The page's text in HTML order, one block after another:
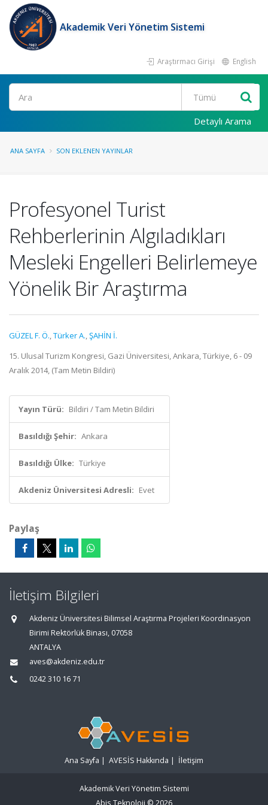
Akademik Veri Yönetim Sistemi
Araştırmacı Girişi English
Ara
Detaylı Arama
ANA SAYFA SON EKLENEN YAYINLAR
Profesyonel Turist
Rehberlerinin Algıladıkları
Mesleki Engelleri Belirlemeye
Yönelik Bir Araştırma
GÜZEL F. Ö.,Türker A.,ŞAHİN İ.
15. Ulusal Turizm Kongresi, Gazi Üniversitesi, Ankara, Türkiye, 6 - 09
Aralık 2014, (Tam Metin Bildiri)
Yayın Türü: Bildiri / Tam Metin Bildiri
Basıldığı Şehir: Ankara
Basıldığı Ülke: Türkiye
Akdeniz Üniversitesi Adresli: Evet
Paylaş
İletişim Bilgileri
Akdeniz Üniversitesi Bilimsel Araştırma Projeleri Koordinasyon
Birimi Rektörlük Binası, 07058
ANTALYA
aves@akdeniz.edu.tr
0242 310 16 71
Ana Sayfa | AVESİS Hakkında | İletişim
Akademik Veri Yönetim Sistemi
Abis Teknoloji © 2026